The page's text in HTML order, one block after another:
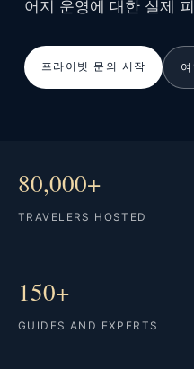
어지 운영에 대한 실제
프라이빗 문의 시작
80,000+
TRAVELERS HOSTED
150+
GUIDES AND EXPERTS